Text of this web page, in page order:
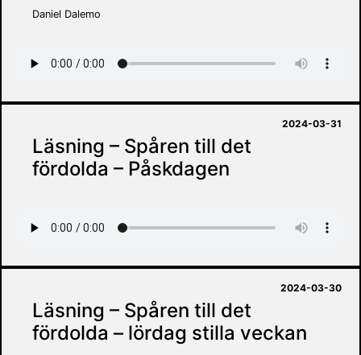
Daniel Dalemo
2024-03-31
Läsning – Spåren till det
fördolda – Påskdagen
2024-03-30
Läsning – Spåren till det
fördolda – lördag stilla veckan